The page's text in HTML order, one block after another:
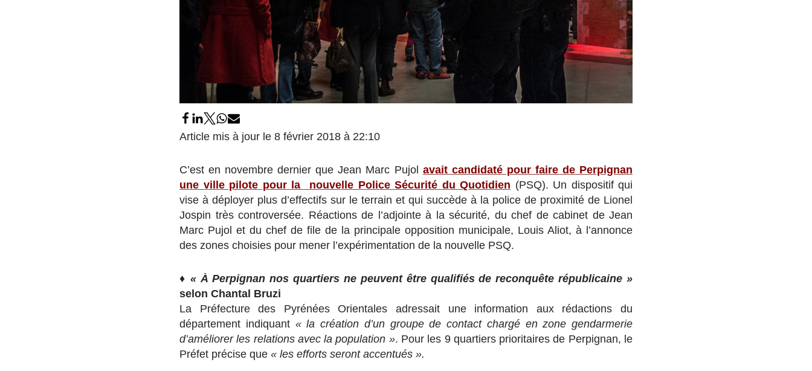
Article mis à jour le 8 février 2018 à 22:10
C’est en novembre dernier que Jean Marc Pujol avait candidaté pour faire de Perpignan
une ville pilote pour la nouvelle Police Sécurité du Quotidien (PSQ). Un dispositif qui
vise à déployer plus d’effectifs sur le terrain et qui succède à la police de proximité de Lionel
Jospin très controversée. Réactions de l’adjointe à la sécurité, du chef de cabinet de Jean
Marc Pujol et du chef de file de la principale opposition municipale, Louis Aliot, à l’annonce
des zones choisies pour mener l’expérimentation de la nouvelle PSQ.
♦ « À Perpignan nos quartiers ne peuvent être qualifiés de reconquête républicaine »
selon Chantal Bruzi
La Préfecture des Pyrénées Orientales adressait une information aux rédactions du
département indiquant « la création d’un groupe de contact chargé en zone gendarmerie
d’améliorer les relations avec la population ». Pour les 9 quartiers prioritaires de Perpignan, le
Préfet précise que « les efforts seront accentués ».